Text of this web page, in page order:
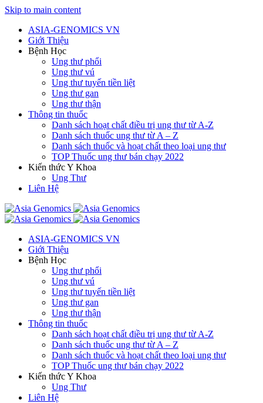
Skip to main content
ASIA-GENOMICS VN
Giới Thiệu
Bệnh Học
Ung thư phổi
Ung thư vú
Ung thư tuyến tiền liệt
Ung thư gan
Ung thư thận
Thông tin thuốc
Danh sách hoạt chất điều trị ung thư từ A-Z
Danh sách thuốc ung thư từ A – Z
Danh sách thuốc và hoạt chất theo loại ung thư
TOP Thuốc ung thư bán chạy 2022
Kiến thức Y Khoa
Ung Thư
Liên Hệ
ASIA-GENOMICS VN
Giới Thiệu
Bệnh Học
Ung thư phổi
Ung thư vú
Ung thư tuyến tiền liệt
Ung thư gan
Ung thư thận
Thông tin thuốc
Danh sách hoạt chất điều trị ung thư từ A-Z
Danh sách thuốc ung thư từ A – Z
Danh sách thuốc và hoạt chất theo loại ung thư
TOP Thuốc ung thư bán chạy 2022
Kiến thức Y Khoa
Ung Thư
Liên Hệ